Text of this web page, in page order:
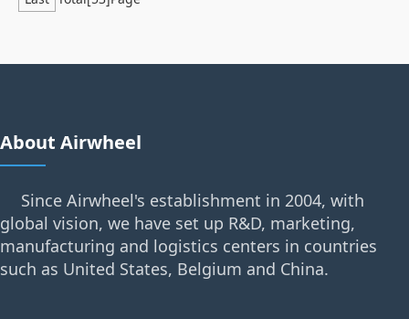
About Airwheel
Since Airwheel's establishment in 2004, with
global vision, we have set up R&D, marketing,
manufacturing and logistics centers in countries
such as United States, Belgium and China.